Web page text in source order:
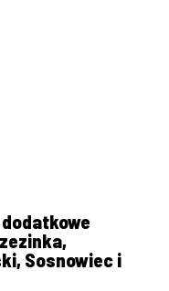
Sosnowiec i